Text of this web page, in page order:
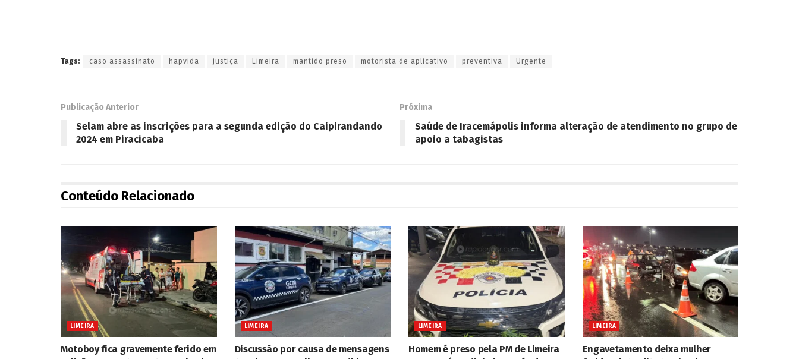
Tags: caso assassinato hapvida justiça Limeira mantido preso motorista de aplicativo preventiva Urgente
Publicação Anterior
Selam abre as inscrições para a segunda edição do Caipirandando
2024 em Piracicaba
Próxima
Saúde de Iracemápolis informa alteração de atendimento no grupo de
apoio a tabagistas
Conteúdo Relacionado
LIMEIRA
Motoboy fica gravemente ferido em
LIMEIRA
Discussão por causa de mensagens
LIMEIRA
Homem é preso pela PM de Limeira
LIMEIRA
Engavetamento deixa mulher